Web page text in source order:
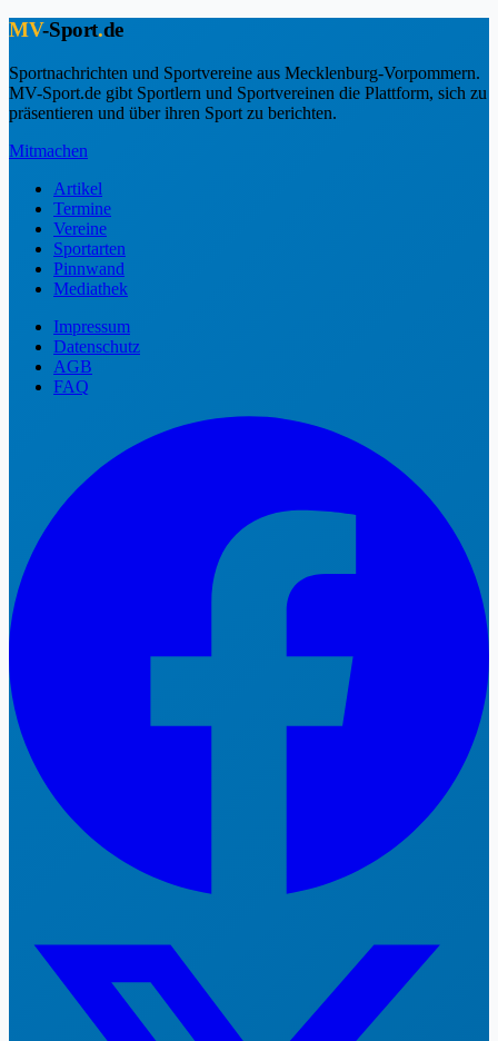
MV-Sport.de
Sportnachrichten und Sportvereine aus Mecklenburg-Vorpommern.
MV-Sport.de gibt Sportlern und Sportvereinen die Plattform, sich zu
präsentieren und über ihren Sport zu berichten.
Mitmachen
Artikel
Termine
Vereine
Sportarten
Pinnwand
Mediathek
Impressum
Datenschutz
AGB
FAQ